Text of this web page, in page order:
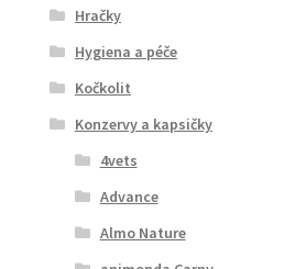
Hračky
Hygiena a péče
Kočkolit
Konzervy a kapsičky
4vets
Advance
Almo Nature